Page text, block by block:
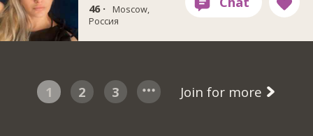
46 ·
Moscow,
Россия
1 2 3 Join for more